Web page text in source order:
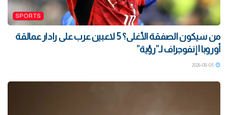
SPORTS
من سيكون الصفقة الأغلى؟ 5 لاعبين عرب على رادار عمالقة
أوروبا | إنفوجراف لـ”رؤية”